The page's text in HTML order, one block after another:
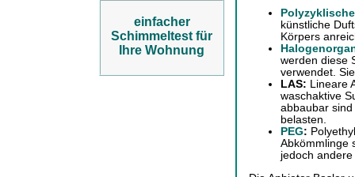
einfacher
Schimmeltest für
Ihre Wohnung
künstliche
Körpers
werden diese
verwendet.
LAS: Lineare
waschaktive
abbaubar
belasten.
PEG:
Abkömmlinge
jedoch